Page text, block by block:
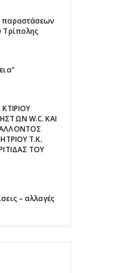
παραστάσεων
W.C. ΚΑΙ
Τ.Κ.
ΤΟΥ
– αλλαγές